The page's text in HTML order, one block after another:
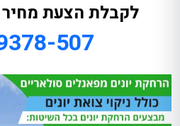
לקבלת הצעת מחיר
507